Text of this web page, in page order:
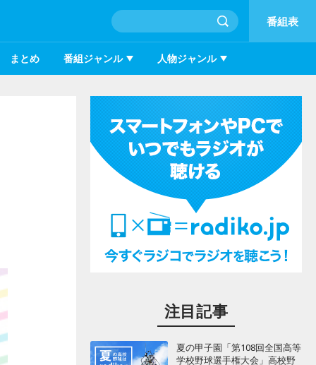
番組表
まとめ 番組ジャンル 人物ジャンル
注目記事
夏の甲子園「第108回全国高等
学校野球選手権大会」高校野